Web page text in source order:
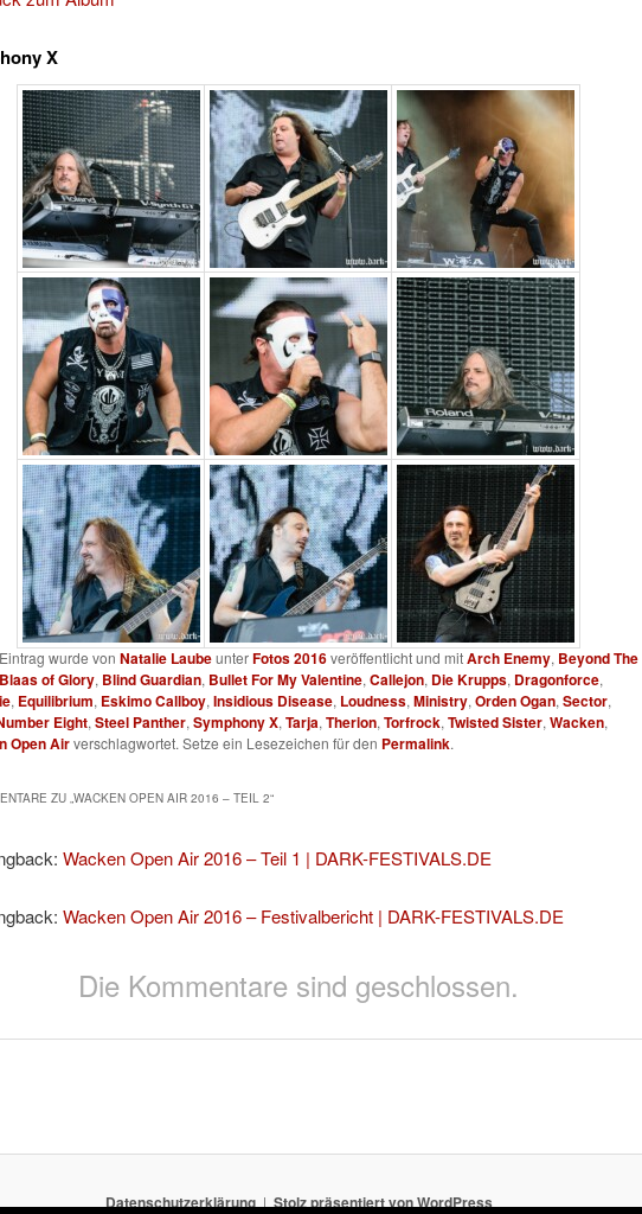
X
wurde von Natalie LaubeunterFotos 2016veröffentlicht und mitArch Enemy, Beyond The
Blaas of Glory, Blind Guardian, Bullet For My Valentine, Callejon, Die Krupps, Dragonforce,
, Equilibrium, Eskimo Callboy, Insidious Disease, Loudness, Ministry, Orden Ogan, Sector,
Eight, Steel Panther, Symphony X, Tarja, Therion, Torfrock, Twisted Sister, Wacken,
Open Airverschlagwortet. Setze ein Lesezeichen für den Permalink.
ZU „WACKEN OPEN AIR 2016 – TEIL 2“
Wacken Open Air 2016 – Teil 1 | DARK-FESTIVALS.DE
Wacken Open Air 2016 – Festivalbericht | DARK-FESTIVALS.DE
Die Kommentare sind geschlossen.
Datenschutzerklärung Stolz präsentiert von WordPress